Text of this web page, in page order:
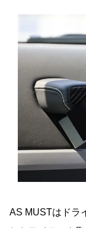
AS MUSTはドラ